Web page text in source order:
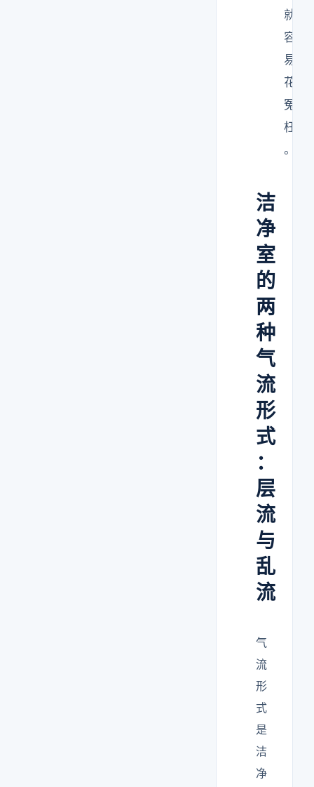
就
容
易
花
冤
枉
。
洁
净
室
的
两
种
气
流
形
式
：
层
流
与
乱
流
气
流
形
式
是
洁
净